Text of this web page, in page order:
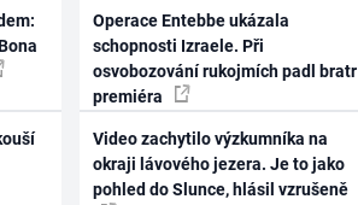
Operace Entebbe ukázala
schopnosti Izraele. Při
osvobozování rukojmích padl bratr
premiéra
Video zachytilo výzkumníka na
okraji lávového jezera. Je to jako
pohled do Slunce, hlásil vzrušeně